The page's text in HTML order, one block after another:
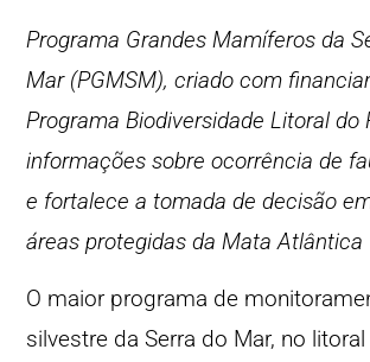
Programa Grandes Mamíferos da
Mar (PGMSM), criado com
Programa Biodiversidade Litoral do
informações sobre ocorrência de
e fortalece a tomada de decisão
áreas protegidas da Mata Atlântica
O maior programa de
silvestre da Serra do Mar, no